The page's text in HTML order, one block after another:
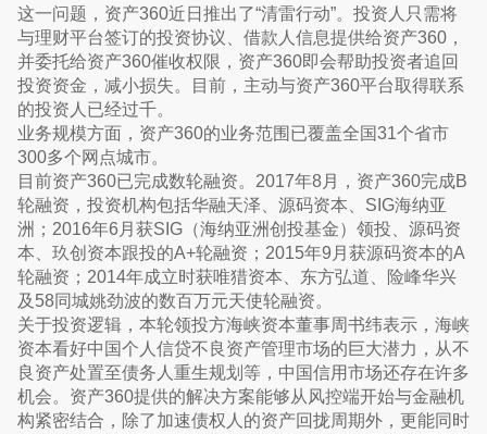
这一问题，资产360近日推出了“清雷行动”。投资人只需将
与理财平台签订的投资协议、借款人信息提供给资产360，
并委托给资产360催收权限，资产360即会帮助投资者追回
投资资金，减小损失。目前，主动与资产360平台取得联系
的投资人已经过千。
业务规模方面，资产360的业务范围已覆盖全国31个省市
300多个网点城市。
目前资产360已完成数轮融资。2017年8月，资产360完成B
轮融资，投资机构包括华融天泽、源码资本、SIG海纳亚
洲；2016年6月获SIG（海纳亚洲创投基金）领投、源码资
本、玖创资本跟投的A+轮融资；2015年9月获源码资本的A
轮融资；2014年成立时获唯猎资本、东方弘道、险峰华兴
及58同城姚劲波的数百万元天使轮融资。
关于投资逻辑，本轮领投方海峡资本董事周书纬表示，海峡
资本看好中国个人信贷不良资产管理市场的巨大潜力，从不
良资产处置至债务人重生规划等，中国信用市场还存在许多
机会。资产360提供的解决方案能够从风控端开始与金融机
构紧密结合，除了加速债权人的资产回拢周期外，更能同时